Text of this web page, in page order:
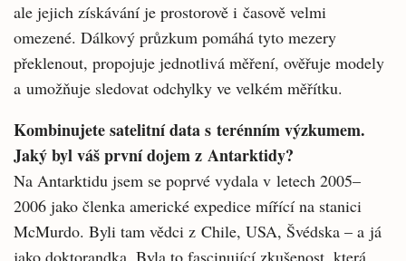
ale jejich získávání je prostorově i časově velmi
omezené. Dálkový průzkum pomáhá tyto mezery
překlenout, propojuje jednotlivá měření, ověřuje modely
a umožňuje sledovat odchylky ve velkém měřítku.
Kombinujete satelitní data s terénním výzkumem.
Jaký byl váš první dojem z Antarktidy?
Na Antarktidu jsem se poprvé vydala v letech 2005–
2006 jako členka americké expedice mířící na stanici
McMurdo. Byli tam vědci z Chile, USA, Švédska – a já
jako doktorandka. Byla to fascinující zkušenost, která